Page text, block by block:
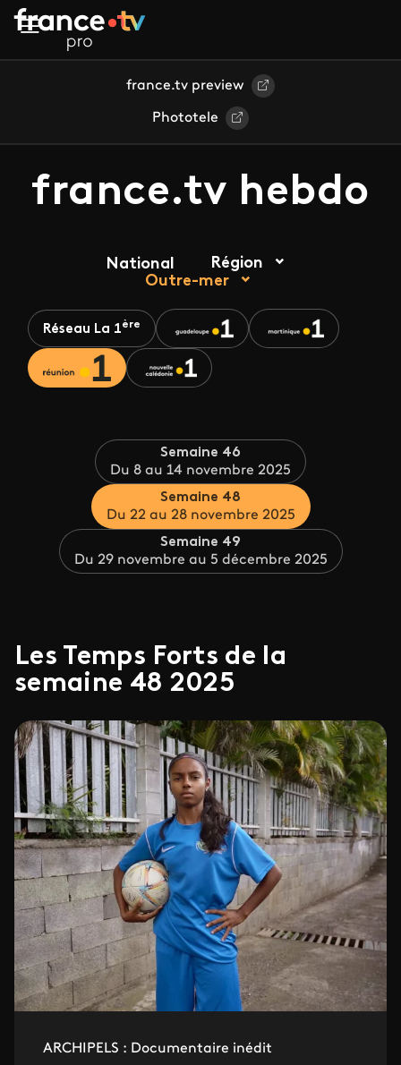
Aller au contenu principal
france.tv preview
Phototele
france.tv hebdo
National
Région
Outre-mer
Réseau La 1ère
Semaine 46
Du 8 au 14 novembre 2025
Semaine 48
Du 22 au 28 novembre 2025
Semaine 49
Du 29 novembre au 5 décembre 2025
Les Temps Forts de la
semaine 48 2025
ARCHIPELS : Documentaire inédit